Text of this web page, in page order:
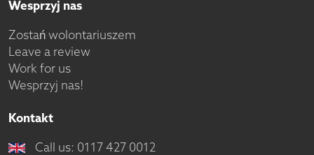
Wesprzyj nas
Zostań wolontariuszem
Leave a review
Work for us
Wesprzyj nas!
Kontakt
Call us: 0117 427 0012